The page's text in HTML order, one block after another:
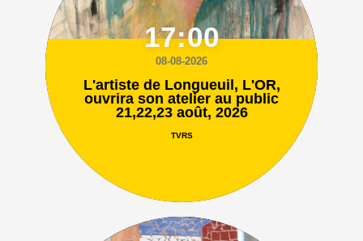
17:00
08-08-2026
L'artiste de Longueuil, L'OR,
ouvrira son atelier au public
21,22,23 août, 2026
TVRS